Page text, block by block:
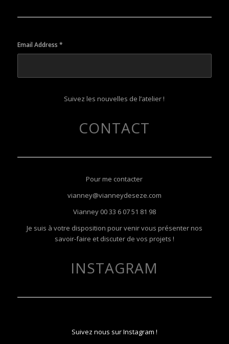
Email Address *
Suivez les nouvelles de l’atelier !
CONTACT
Pour me contacter
vianney@vianneydeseze.com
Vianney 00 33 6 07 51 81 98
Je suis à votre disposition pour venir vous présenter nos
savoir-faire et discuter de vos projets !
INSTAGRAM
Suivez nous sur Instagram !